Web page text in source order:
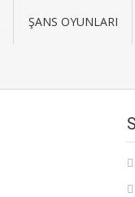
ŞANS OYUNLARI